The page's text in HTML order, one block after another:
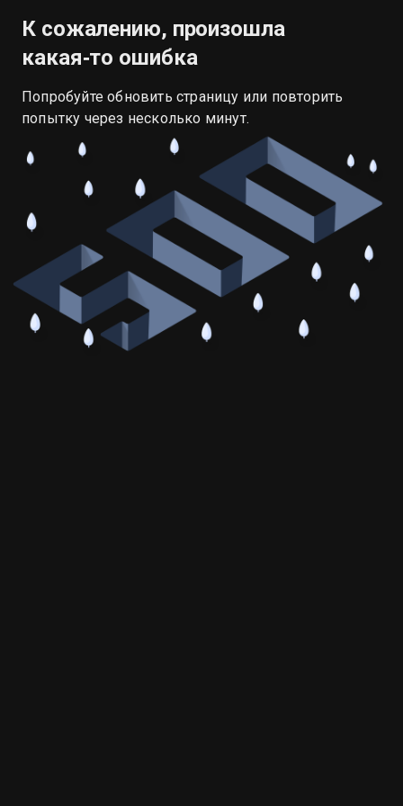
К сожалению, произошла
какая‑то ошибка
Попробуйте обновить страницу или повторить
попытку через несколько минут.